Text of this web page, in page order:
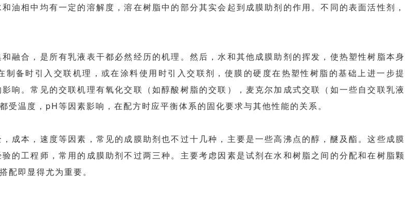
油相中均有一定的溶解度，溶在树脂中的部分其实会起到成膜助剂的作用。不同的表面活性剂，
融合，是所有乳液表干都必然经历的机理。然后，水和其他成膜助剂的挥发，使热塑性树脂本身
备时引入交联机理，或在涂料使用时引入交联剂，使膜的硬度在热塑性树脂的基础上进一步提
响。常见的交联机理有氧化交联（如醇酸树脂的交联），麦克尔加成式交联（如一些自交联乳液
温度，pH等因素影响，在配方时应平衡体系的固化要求与其他性能的关系。
成本，速度等因素，常见的成膜助剂也不过十几种，主要是一些高沸点的醇，醚及酯。这些成膜
的工程师，常用的成膜助剂不过两三种。主要考虑因素是试剂在水和树脂之间的分配和在树脂颗
配即显得尤为重要。